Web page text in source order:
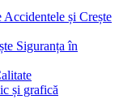
Accidentele și Crește
Siguranța în
și grafică